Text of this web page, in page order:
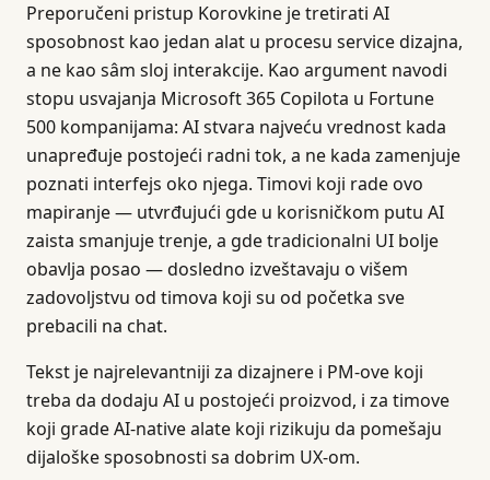
Preporučeni pristup Korovkine je tretirati AI
sposobnost kao jedan alat u procesu service dizajna,
a ne kao sâm sloj interakcije. Kao argument navodi
stopu usvajanja Microsoft 365 Copilota u Fortune
500 kompanijama: AI stvara najveću vrednost kada
unapređuje postojeći radni tok, a ne kada zamenjuje
poznati interfejs oko njega. Timovi koji rade ovo
mapiranje — utvrđujući gde u korisničkom putu AI
zaista smanjuje trenje, a gde tradicionalni UI bolje
obavlja posao — dosledno izveštavaju o višem
zadovoljstvu od timova koji su od početka sve
prebacili na chat.
Tekst je najrelevantniji za dizajnere i PM-ove koji
treba da dodaju AI u postojeći proizvod, i za timove
koji grade AI-native alate koji rizikuju da pomešaju
dijaloške sposobnosti sa dobrim UX-om.